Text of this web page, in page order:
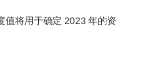
值将用于确定 2023 年的资